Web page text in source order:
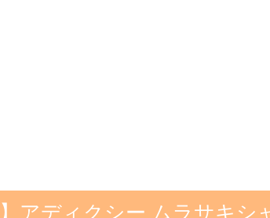
】アディクシー ムラサキシ